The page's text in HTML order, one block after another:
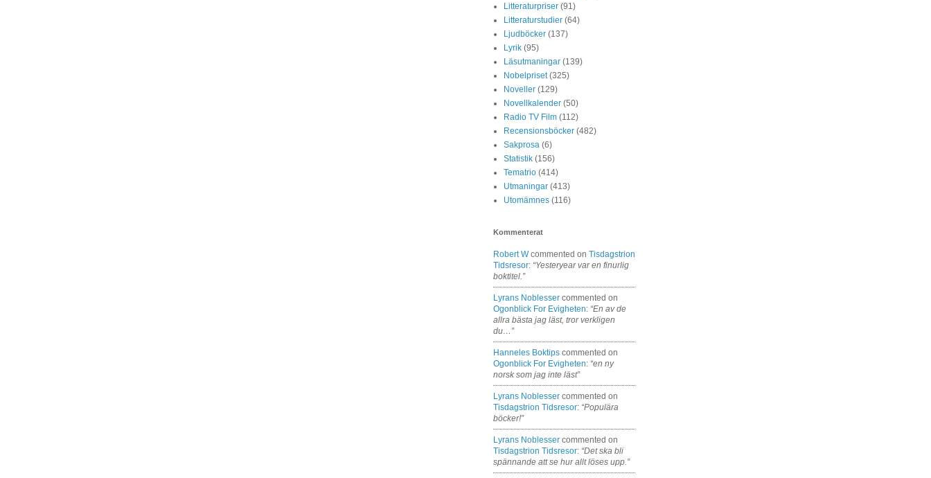
Litteraturpriser (91)
Litteraturstudier (64)
Ljudböcker (137)
Lyrik (95)
Läsutmaningar (139)
Nobelpriset (325)
Noveller (129)
Novellkalender (50)
Radio TV Film (112)
Recensionsböcker (482)
Sakprosa (6)
Statistik (156)
Tematrio (414)
Utmaningar (413)
Utomämnes (116)
Kommenterat
Robert Wcommented on Tisdagstrion
Tidsresor: “Yesteryear var en finurlig
boktitel.”
Lyrans Noblesser commented on
Ogonblick For Evigheten: “En av de
allra bästa jag läst, tror verkligen
du…”
Hanneles Boktips commented on
Ogonblick For Evigheten: “en ny
norsk som jag inte läst”
Lyrans Noblesser commented on
Tisdagstrion Tidsresor: “Populära
böcker!”
Lyrans Noblesser commented on
Tisdagstrion Tidsresor: “Det ska bli
spännande att se hur allt löses upp.”